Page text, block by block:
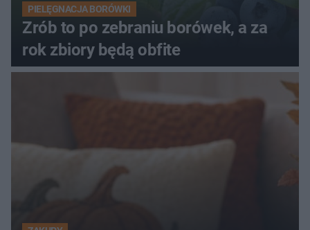
PIELĘGNACJA BORÓWKI
Zrób to po zebraniu borówek, a za
rok zbiory będą obfite